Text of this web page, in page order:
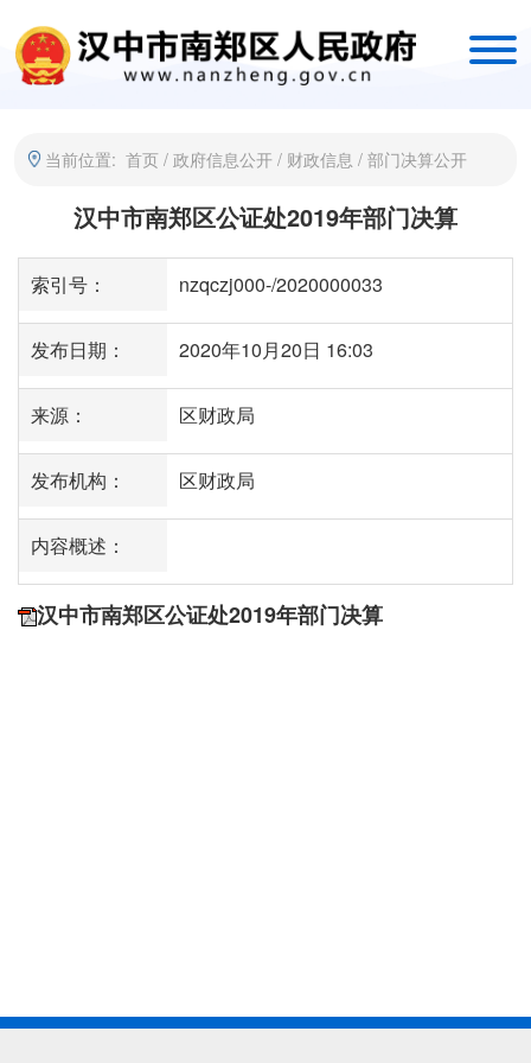
当前位置: 首页 / 政府信息公开 / 财政信息 / 部门决算公开
汉中市南郑区公证处2019年部门决算
索引号： nzqczj000-/2020000033
发布日期： 2020年10月20日 16:03
来源： 区财政局
发布机构： 区财政局
内容概述：
汉中市南郑区公证处2019年部门决算